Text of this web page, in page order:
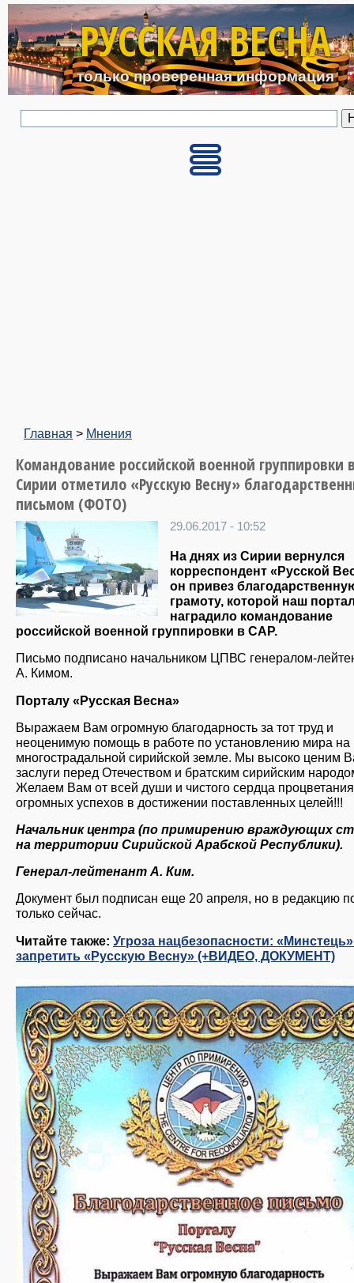
Перейти к основному
РУССКАЯ ВЕСНА
только проверенная информация
Главная > Мнения
Командование российской военной группировки
Сирии отметило «Русскую Весну»
письмом (ФОТО)
29.06.2017 - 10:52
На днях из Сирии вернулся
корреспондент «Русской
о​н привез
грамоту, которой наш
наградило командование
российской военной группировки в САР.
Письмо подписано начальником ЦПВС генералом-
А. Кимом.
Порталу «Русская Весна»
Выражаем Вам огромную благодарность за тот труд и
неоценимую помощь в работе по установлению мира на
многострадальной сирийской земле. Мы высоко ценим
заслуги перед Отечеством и братским сирийским
Желаем Вам от всей души и чистого сердца
огромных успехов в достижении поставленных целей!!!
Начальник центра (по примирению враждующих
на территории Сирийской Арабской Республики).
Генерал-лейтенант А. Ким.
Документ был подписан еще 20 апреля, но в редакцию
только сейчас.
Читайте также: Угроза нацбезопасности:
запретить «Русскую Весну» (+ВИДЕО, ДОКУМЕНТ)